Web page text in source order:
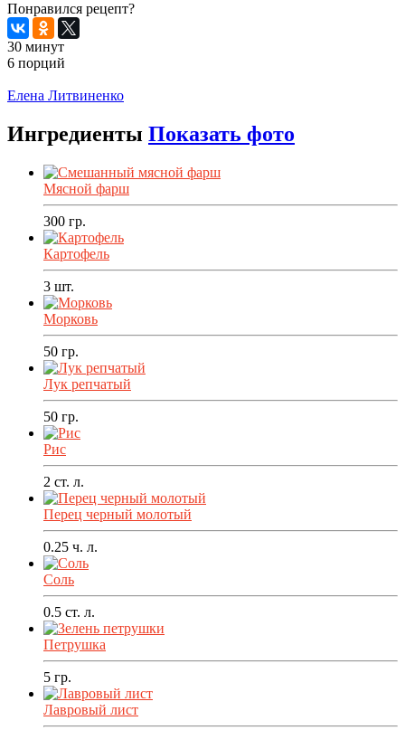
Понравился рецепт?
30 минут
6 порций
Елена Литвиненко
Ингредиенты Показать фото
Мясной фарш
300 гр.
Картофель
3 шт.
Морковь
50 гр.
Лук репчатый
50 гр.
Рис
2 ст. л.
Перец черный молотый
0.25 ч. л.
Соль
0.5 ст. л.
Петрушка
5 гр.
Лавровый лист